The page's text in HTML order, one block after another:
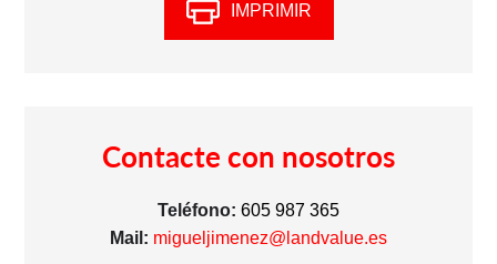
IMPRIMIR
Contacte con nosotros
Teléfono: 605 987 365
Mail: migueljimenez@landvalue.es